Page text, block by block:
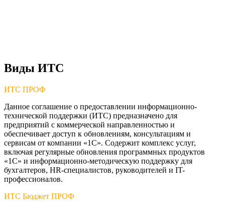
Виды ИТС
ИТС ПРОФ
Данное соглашение о предоставлении информационно-
технической поддержки (ИТС) предназначено для
предприятий с коммерческой направленностью и
обеспечивает доступ к обновлениям, консультациям и
сервисам от компании «1С». Содержит комплекс услуг,
включая регулярные обновления программных продуктов
«1С» и информационно-методическую поддержку для
бухгалтеров, HR-специалистов, руководителей и IT-
профессионалов.
ИТС Бюджет ПРОФ